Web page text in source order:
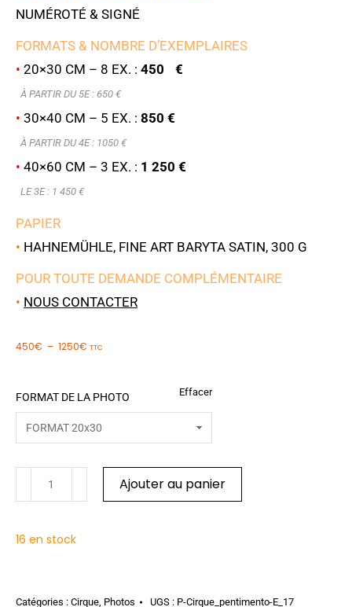
NUMÉROTÉ & SIGNÉ
FORMATS & NOMBRE D’EXEMPLAIRES
• 20×30 CM – 8 EX. : 450 €
À PARTIR DU 5E : 650 €
• 30×40 CM – 5 EX. : 850 €
À PARTIR DU 4E : 1050 €
• 40×60 CM – 3 EX. : 1 250 €
LE 3E : 1 450 €
PAPIER
• HAHNEMÜHLE, FINE ART BARYTA SATIN, 300 G
POUR TOUTE DEMANDE COMPLÉMENTAIRE
• NOUS CONTACTER
450€ – 1250€ TTC
FORMAT DE LA PHOTO Effacer
Ajouter au panier
16 en stock
Catégories : Cirque, Photos UGS : P-Cirque_pentimento-E_17